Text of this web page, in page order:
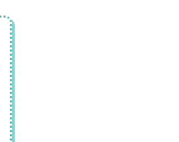
variații.
Opțiunile
pot
fi
alese
în
pagina
produsului.